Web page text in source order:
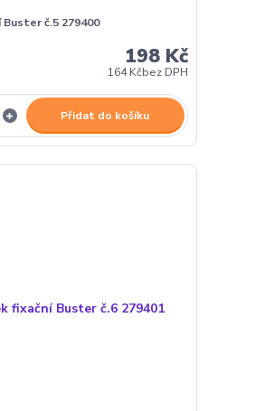
Buster č.5 279400
198 Kč
164 Kčbez DPH
Přidat do košíku